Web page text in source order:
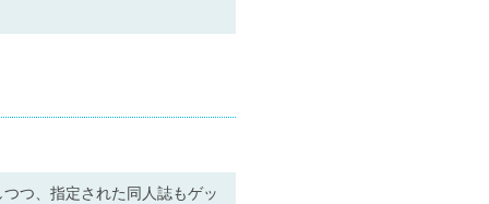
つ、指定された同人誌もゲッ